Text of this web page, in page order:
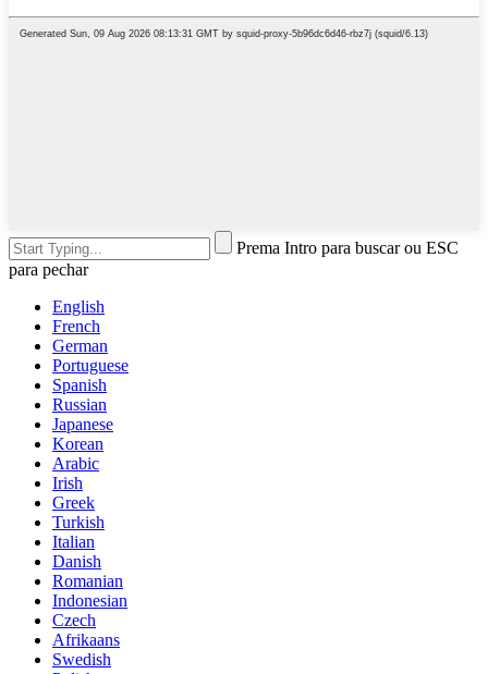
Prema Intro para buscar ou ESC
para pechar
English
French
German
Portuguese
Spanish
Russian
Japanese
Korean
Arabic
Irish
Greek
Turkish
Italian
Danish
Romanian
Indonesian
Czech
Afrikaans
Swedish